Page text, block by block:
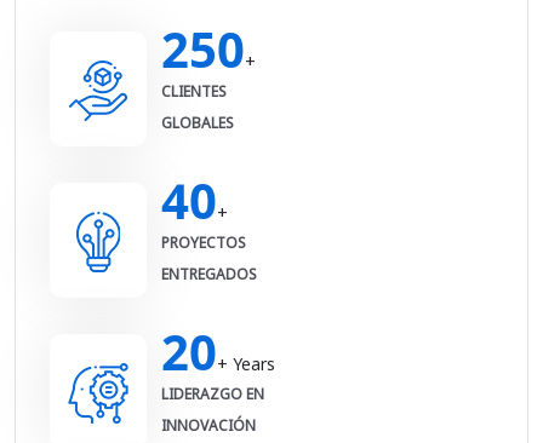
250+
CLIENTES
GLOBALES
40+
PROYECTOS
ENTREGADOS
20+ Years
LIDERAZGO EN
INNOVACIÓN